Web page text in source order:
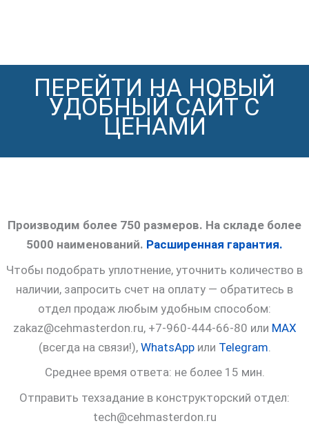
ПЕРЕЙТИ НА НОВЫЙ
УДОБНЫЙ САЙТ С
ЦЕНАМИ
Производим более 750 размеров. На складе более
5000 наименований. Расширенная гарантия.
Чтобы подобрать уплотнение, уточнить количество в
наличии, запросить счет на оплату — обратитесь в
отдел продаж любым удобным способом:
zakaz@cehmasterdon.ru, +7-960-444-66-80 или MAX
(всегда на связи!), WhatsAppили Telegram
Среднее время ответа: не более 15 мин.
Отправить техзадание в конструкторский отдел:
tech@cehmasterdon.ru